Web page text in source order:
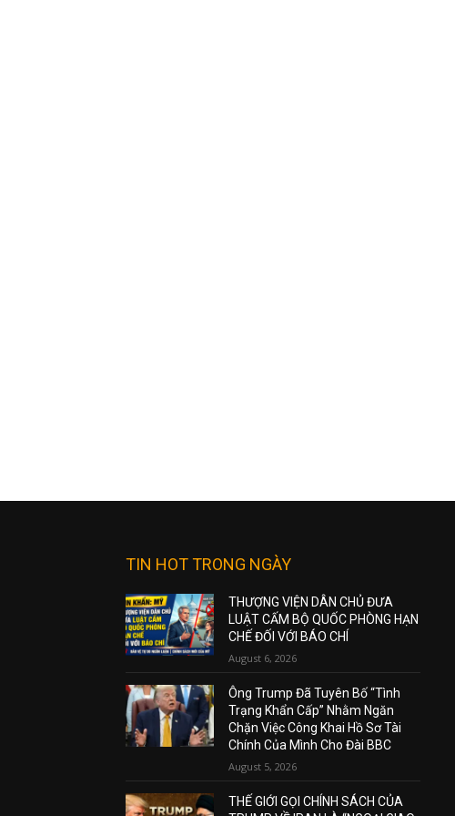
TIN HOT TRONG NGÀY
THƯỢNG VIỆN DÂN CHỦ ĐƯA
LUẬT CẤM BỘ QUỐC PHÒNG HẠN
CHẾ ĐỐI VỚI BÁO CHÍ
August 6, 2026
Ông Trump Đã Tuyên Bố “Tình
Trạng Khẩn Cấp” Nhằm Ngăn
Chặn Việc Công Khai Hồ Sơ Tài
Chính Của Mình Cho Đài BBC
August 5, 2026
THẾ GIỚI GỌI CHÍNH SÁCH CỦA